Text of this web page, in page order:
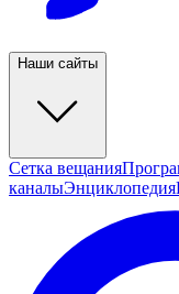
Наши сайты
Сетка вещания
каналыЭнциклопедия